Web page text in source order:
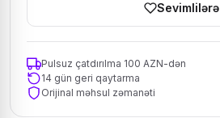
Sevimlilərə
Pulsuz çatdırılma 100 AZN-dən
14 gün geri qaytarma
Orijinal məhsul zəmanəti